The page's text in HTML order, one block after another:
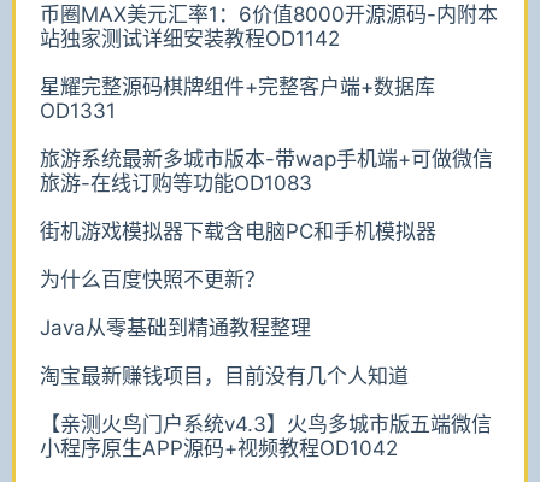
币圈MAX美元汇率1：6价值8000开源源码-内附本
站独家测试详细安装教程OD1142
星耀完整源码棋牌组件+完整客户端+数据库
OD1331
旅游系统最新多城市版本-带wap手机端+可做微信
旅游-在线订购等功能OD1083
街机游戏模拟器下载含电脑PC和手机模拟器
为什么百度快照不更新？
Java从零基础到精通教程整理
淘宝最新赚钱项目，目前没有几个人知道
【亲测火鸟门户系统v4.3】火鸟多城市版五端微信
小程序原生APP源码+视频教程OD1042